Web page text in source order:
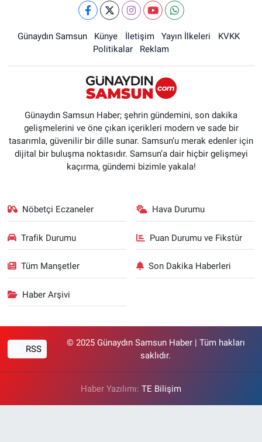
Günaydın Samsun Künye İletişim Yayın İlkeleri
KVKK
Politikalar
Reklam
Günaydın Samsun Haber; şehrin gündemini, son dakika
gelişmelerini ve öne çıkan içerikleri modern ve sade bir
tasarımla, güvenilir bir dille sunar. Samsun’u merak edenler için
dijital bir buluşma noktasıdır. Samsun’a dair hiçbir gelişmeyi
kaçırma, gündemi bizimle yakala!
Nöbetçi Eczaneler Hava Durumu
Trafik Durumu Puan Durumu ve Fikstür
Tüm Manşetler Son Dakika Haberleri
Haber Arşivi
RSS
© 2025 Günaydın Samsun Haber | Tüm hakları
saklıdır.
Haber Yazılımı: TE Bilişim